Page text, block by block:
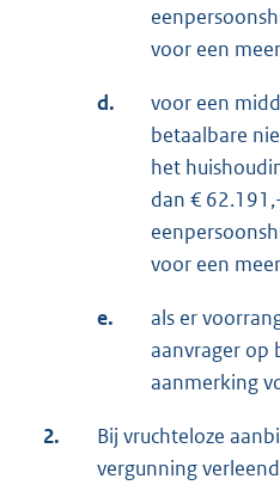
voor een
d.
voor een
betaalbare
het
dan €
voor een
e.
als er
aanvrager op
aanmerking
2.
Bij vruchteloze
vergunning